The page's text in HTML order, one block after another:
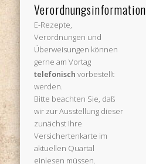
Verordnungsinformation
E-Rezepte,
Verordnungen und
Überweisungen können
gerne am Vortag
telefonisch vorbestellt
werden.
Bitte beachten Sie, daß
wir zur Ausstellung dieser
zunächst Ihre
Versichertenkarte im
aktuellen Quartal
einlesen müssen.